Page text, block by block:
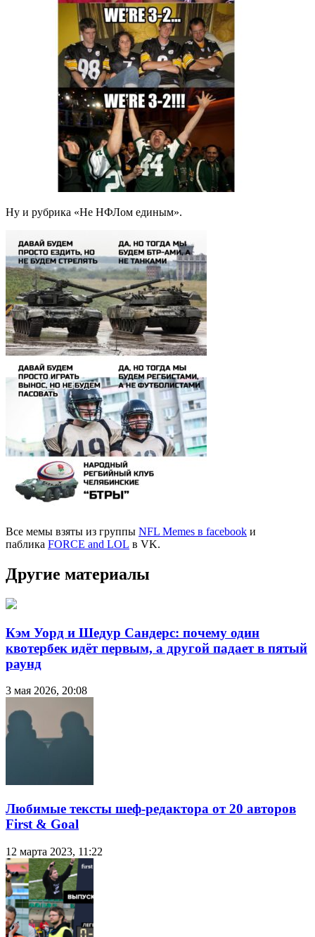
Ну и рубрика «Не НФЛом единым».
Все мемы взяты из группы NFL Memes в facebook и
паблика FORCE and LOL в VK.
Другие материалы
Кэм Уорд и Шедур Сандерс: почему один
квотербек идёт первым, а другой падает в пятый
раунд
3 мая 2026, 20:08
Любимые тексты шеф-редактора от 20 авторов
First & Goal
12 марта 2023, 11:22